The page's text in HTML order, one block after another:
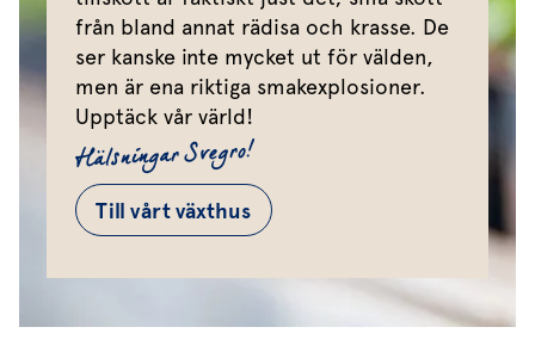
från bland annat rädisa och krasse. De
ser kanske inte mycket ut för välden,
men är ena riktiga smakexplosioner.
Upptäck vår värld!
Hälsningar Svegro!
Till vårt växthus